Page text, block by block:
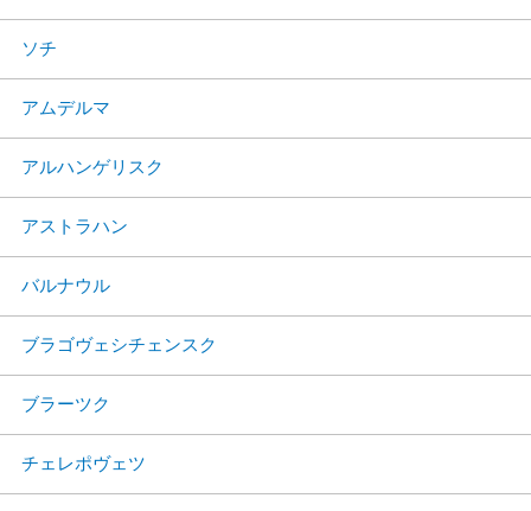
ソチ
アムデルマ
アルハンゲリスク
アストラハン
バルナウル
ブラゴヴェシチェンスク
ブラーツク
チェレポヴェツ